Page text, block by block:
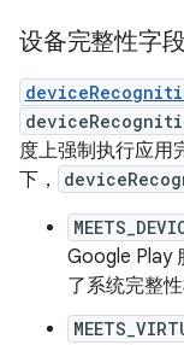
设备完整性字
度上强制执行应用
下，
Google Play
了系统完整